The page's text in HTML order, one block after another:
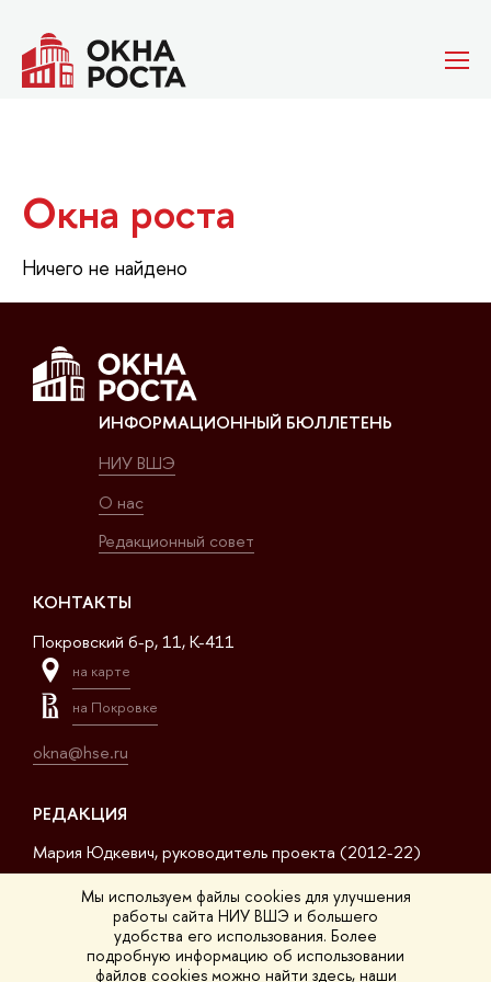
Мы используем файлы cookies для улучшения
работы сайта НИУ ВШЭ и большего
удобства его использования. Более
подробную информацию об использовании
файлов cookies можно найти здесь, наши
Окна роста
Ничего не найдено
ИНФОРМАЦИОННЫЙ БЮЛЛЕТЕНЬ
НИУ ВШЭ
О нас
Редакционный совет
КОНТАКТЫ
Покровский б-р, 11, K-411
на карте
на Покровке
okna@hse.ru
РЕДАКЦИЯ
Мария Юдкевич, руководитель проекта (2012-22)
Дмитрий Дагаев, руководитель проекта (2022-23)
Сергей Матвеев, шеф-редактор (2017-23)
Арсений Кустов, редактор сайта